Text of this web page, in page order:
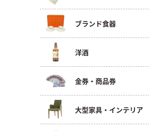
ブランド食器
洋酒
金券・商品券
大型家具・インテリア